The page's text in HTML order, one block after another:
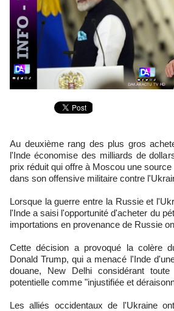
Au deuxième rang des plus gros acheteurs de pétrole russe,
l'Inde économise des milliards de
prix réduit qui offre à Moscou une
dans son offensive militaire contre
Lorsque la guerre entre la Russie et
l'Inde a saisi l'opportunité d'acheter du
importations en provenance de Russie
Cette décision a provoqué la colère
Donald Trump, qui a menacé l'Inde
douane, New Delhi considérant
potentielle comme "injustifiée et
Les alliés occidentaux de l'Ukraine